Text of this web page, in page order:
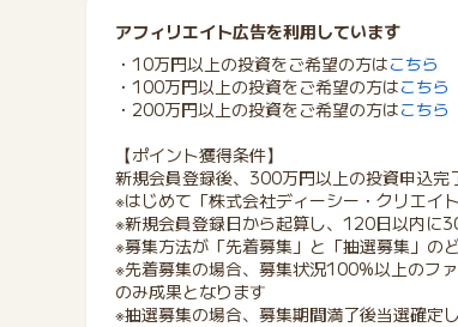
アフィリエイト広告を利用しています
・10万円以上の投資をご希望の方はこちら
・100万円以上の投資をご希望の方はこちら
・200万円以上の投資をご希望の方はこちら
【ポイント獲得条件】
新規会員登録後、300万円以上の投資申込完
※はじめて「株式会社ディーシー・クリエイ
※新規会員登録日から起算し、120日以内に
※募集方法が「先着募集」と「抽選募集」の
※先着募集の場合、募集状況100%以上のフ
のみ成果となります
※抽選募集の場合、募集期間満了後当選確定